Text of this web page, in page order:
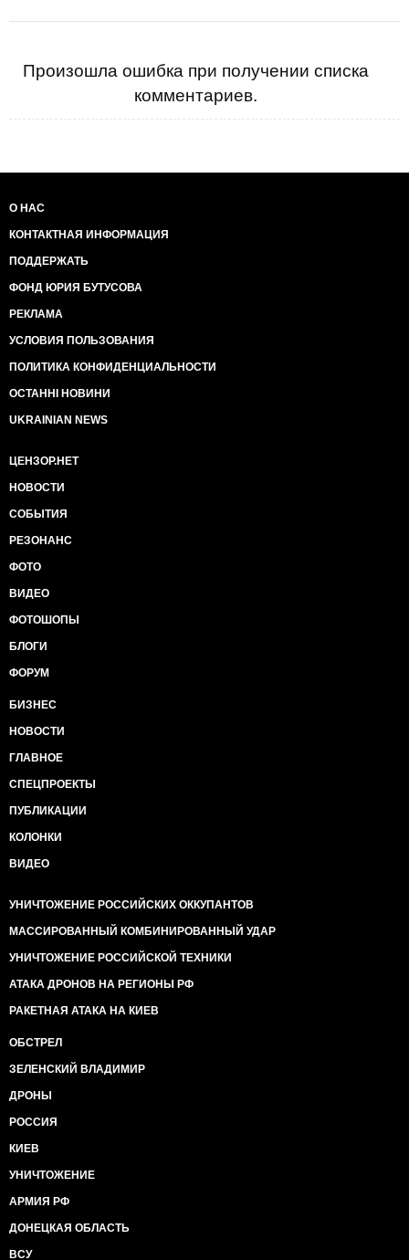
Произошла ошибка при получении списка
комментариев.
О НАС
КОНТАКТНАЯ ИНФОРМАЦИЯ
ПОДДЕРЖАТЬ
ФОНД ЮРИЯ БУТУСОВА
РЕКЛАМА
УСЛОВИЯ ПОЛЬЗОВАНИЯ
ПОЛИТИКА КОНФИДЕНЦИАЛЬНОСТИ
ОСТАННІ НОВИНИ
UKRAINIAN NEWS
ЦЕНЗОР.НЕТ
НОВОСТИ
СОБЫТИЯ
РЕЗОНАНС
ФОТО
ВИДЕО
ФОТОШОПЫ
БЛОГИ
ФОРУМ
БИЗНЕС
НОВОСТИ
ГЛАВНОЕ
СПЕЦПРОЕКТЫ
ПУБЛИКАЦИИ
КОЛОНКИ
ВИДЕО
УНИЧТОЖЕНИЕ РОССИЙСКИХ ОККУПАНТОВ
МАССИРОВАННЫЙ КОМБИНИРОВАННЫЙ УДАР
УНИЧТОЖЕНИЕ РОССИЙСКОЙ ТЕХНИКИ
АТАКА ДРОНОВ НА РЕГИОНЫ РФ
РАКЕТНАЯ АТАКА НА КИЕВ
ОБСТРЕЛ
ЗЕЛЕНСКИЙ ВЛАДИМИР
ДРОНЫ
РОССИЯ
КИЕВ
УНИЧТОЖЕНИЕ
АРМИЯ РФ
ДОНЕЦКАЯ ОБЛАСТЬ
ВСУ